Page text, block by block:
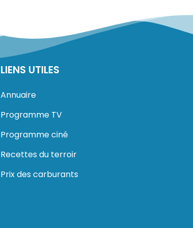
LIENS UTILES
Annuaire
Programme TV
Programme ciné
Recettes du terroir
Prix des carburants